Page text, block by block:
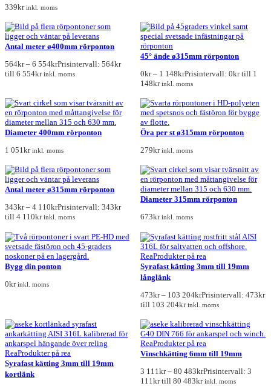
339kr inkl. moms
Antal meter ø400mm rörponton
564kr – 6 554krPrisintervall: 564kr
till 6 554kr inkl. moms
45° ände ø315mm rörponton
0kr – 1 148krPrisintervall: 0kr till 1
148kr inkl. moms
Diameter 400mm rörponton
1 051kr inkl. moms
Öra per st ø315mm rörponton
279kr inkl. moms
Antal meter ø315mm rörponton
343kr – 4 110krPrisintervall: 343kr
till 4 110kr inkl. moms
Diameter 315mm rörponton
673kr inkl. moms
Bygg din ponton
0kr inkl. moms
ReaProdukter på rea
Syrafast kätting 3mm till 19mm
långlänk
473kr – 103 204krPrisintervall: 473kr
till 103 204kr inkl. moms
ReaProdukter på rea
Syrafast kätting 3mm till 19mm
kortlänk
ReaProdukter på rea
Vinschkätting 6mm till 19mm
3 111kr – 80 483krPrisintervall: 3
111kr till 80 483kr inkl. moms